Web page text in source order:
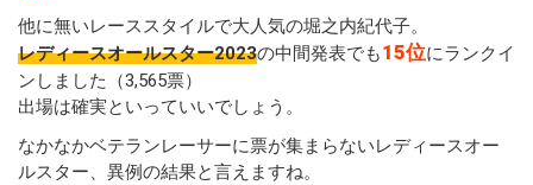
他に無いレーススタイルで大人気の堀之内紀代子。
レディースオールスター2023の中間発表でも15位にランクイ
ンしました（3,565票）
出場は確実といっていいでしょう。
なかなかベテランレーサーに票が集まらないレディースオー
ルスター、異例の結果と言えますね。